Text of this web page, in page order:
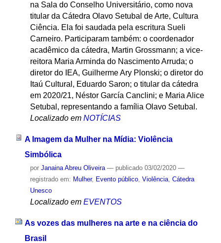
na Sala do Conselho Universitário, como nova
titular da Cátedra Olavo Setubal de Arte, Cultura
Ciência. Ela foi saudada pela escritura Sueli
Carneiro. Participaram também: o coordenador
acadêmico da cátedra, Martin Grossmann; a vice-
reitora Maria Arminda do Nascimento Arruda; o
diretor do IEA, Guilherme Ary Plonski; o diretor do
Itaú Cultural, Eduardo Saron; o titular da cátedra
em 2020/21, Néstor García Canclini; e Maria Alice
Setubal, representando a família Olavo Setubal.
Localizado em NOTÍCIAS
A Imagem da Mulher na Mídia: Violência
Simbólica
por Janaina Abreu Oliveira — publicado03/02/2020 —
registrado em: Mulher, Evento público, Violência, Cátedra
Unesco
Localizado em EVENTOS
As vozes das mulheres na arte e na ciência do
Brasil